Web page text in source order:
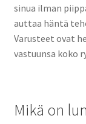
sinua ilman
auttaa häntä
Varusteet ovat
vastuunsa koko
Mikä on